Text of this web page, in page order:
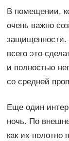
В помещении,
очень важно
защищенности.
всего это
и полностью
со средней
Еще один
ночь. По
как их